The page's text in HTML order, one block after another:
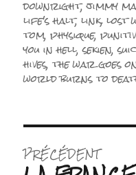
downright,jimmy
life's halt,link,lost
tom,physique,
you in hell,sekien,
hives,the war goes
world burns to
Navigation
de
PRÉCÉDENT